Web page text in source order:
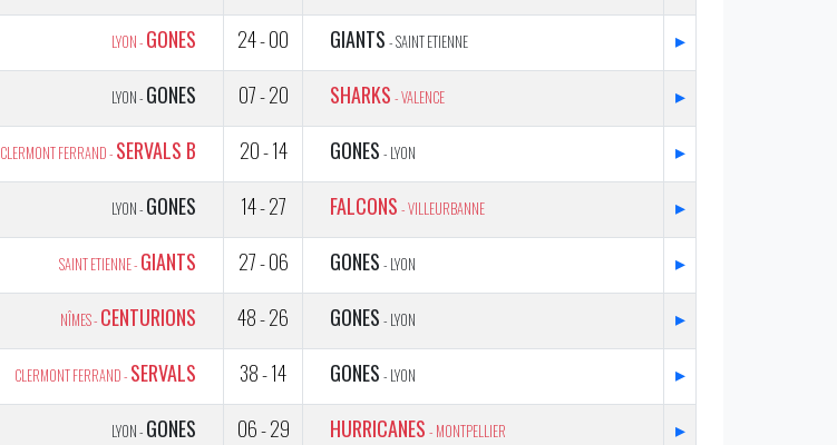
LYON - GONES 24 - 00 GIANTS - SAINT ETIENNE
▸
LYON - GONES 07 - 20 SHARKS - VALENCE
▸
CLERMONT FERRAND - SERVALS B 20 - 14 GONES - LYON
▸
LYON - GONES 14 - 27 FALCONS - VILLEURBANNE
▸
SAINT ETIENNE - GIANTS 27 - 06 GONES - LYON
▸
NÎMES - CENTURIONS 48 - 26 GONES - LYON
▸
CLERMONT FERRAND - SERVALS 38 - 14 GONES - LYON
▸
LYON - GONES 06 - 29 HURRICANES - MONTPELLIER
▸